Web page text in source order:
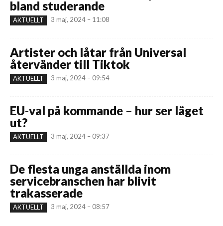
bland studerande
AKTUELLT 3 maj, 2024 – 11:08
Artister och låtar från Universal
återvänder till Tiktok
AKTUELLT 3 maj, 2024 – 09:54
EU-val på kommande – hur ser läget
ut?
AKTUELLT 3 maj, 2024 – 09:37
De flesta unga anställda inom
servicebranschen har blivit
trakasserade
AKTUELLT 3 maj, 2024 – 08:57